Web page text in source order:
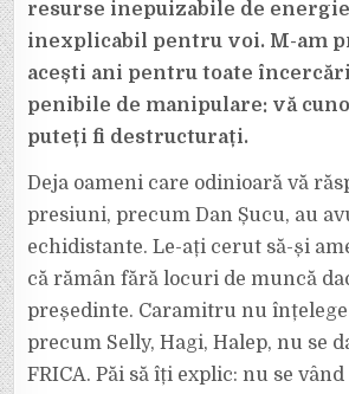
resurse inepuizabile de
inexplicabil pentru voi. M-am
acești ani pentru toate
penibile de manipulare: vă
puteți fi destructurați.
Deja oameni care odinioară vă
presiuni, precum Dan Șucu, au
echidistante. Le-ați cerut să-și
că rămân fără locuri de muncă
președinte. Caramitru nu
precum Selly, Hagi, Halep, nu se
FRICA. Păi să îți explic: nu se